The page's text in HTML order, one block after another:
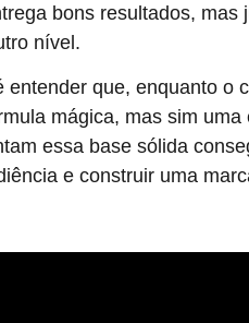
bons resultados,
nível.
entender que, enquanto o
mágica, mas sim
essa base sólida
e construir uma